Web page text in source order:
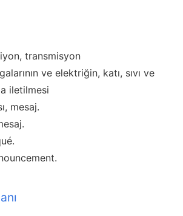
transmisyon
ve elektriğin, katı, sıvı ve
iletilmesi
mesaj.